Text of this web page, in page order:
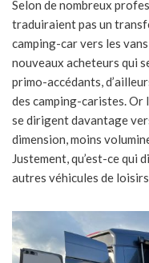
Selon de nombreux
traduiraient pas un
camping-car vers les
nouveaux acheteurs qui
primo-accédants,
des camping-caristes. Or
se dirigent davantage
dimension, moins
Justement, qu’est-ce qui
autres véhicules de loisirs